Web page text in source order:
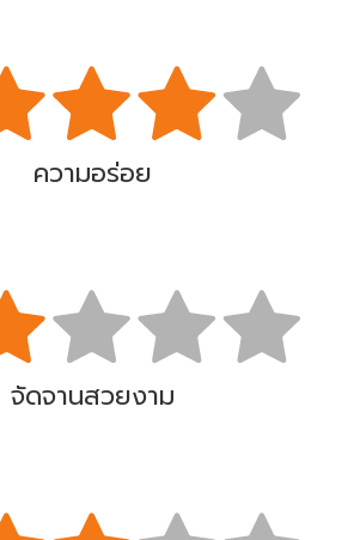
ความอร่อย
จัดจานสวยงาม